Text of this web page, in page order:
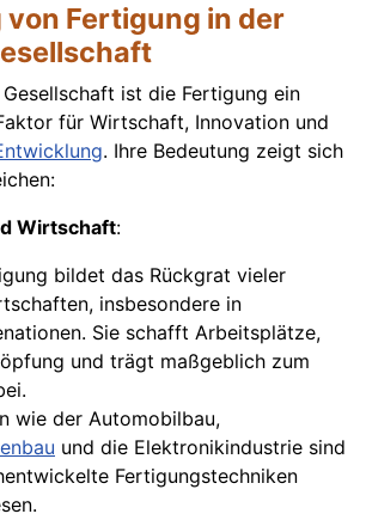
Fertigung in der
ist die Fertigung ein
für Wirtschaft, Innovation und
. Ihre Bedeutung zeigt sich
Wirtschaft:
bildet das Rückgrat vieler
insbesondere in
Sie schafft Arbeitsplätze,
und trägt maßgeblich zum
wie der Automobilbau,
und die Elektronikindustrie sind
Fertigungstechniken